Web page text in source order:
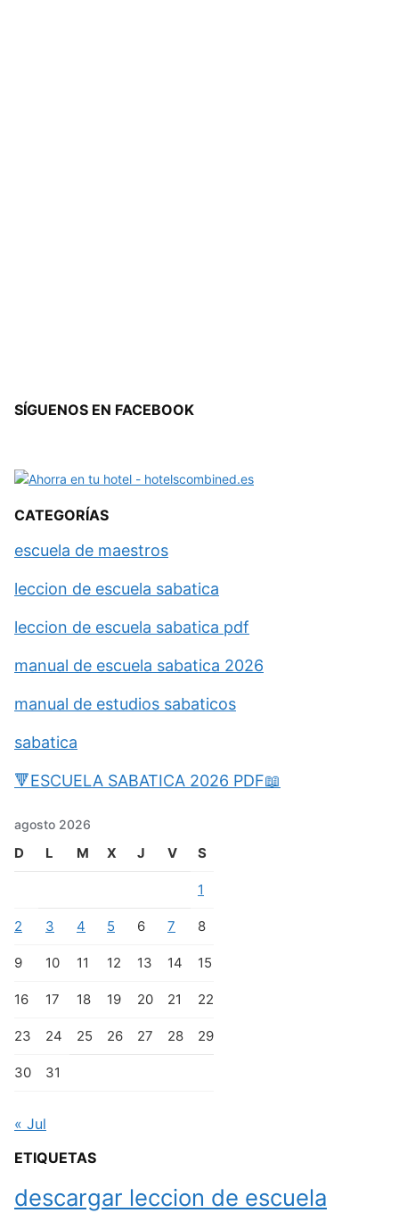
SÍGUENOS EN FACEBOOK
CATEGORÍAS
escuela de maestros
leccion de escuela sabatica
leccion de escuela sabatica pdf
manual de escuela sabatica 2026
manual de estudios sabaticos
sabatica
🔻ESCUELA SABATICA 2026 PDF📖
agosto 2026
D L M X J V S
1
2 3 4 5 6 7 8
9 10 11 12 13 14 15
16 17 18 19 20 21 22
23 24 25 26 27 28 29
30 31
« Jul
ETIQUETAS
descargar leccion de escuela